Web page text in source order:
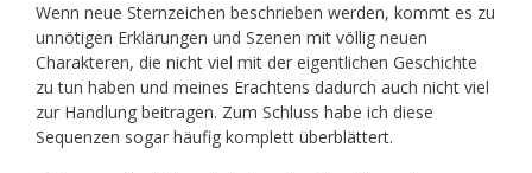
Wenn neue Sternzeichen beschrieben werden, kommt es zu
unnötigen Erklärungen und Szenen mit völlig neuen
Charakteren, die nicht viel mit der eigentlichen Geschichte
zu tun haben und meines Erachtens dadurch auch nicht viel
zur Handlung beitragen. Zum Schluss habe ich diese
Sequenzen sogar häufig komplett überblättert.